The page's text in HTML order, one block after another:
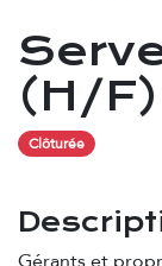
(H/F)
Clôturée